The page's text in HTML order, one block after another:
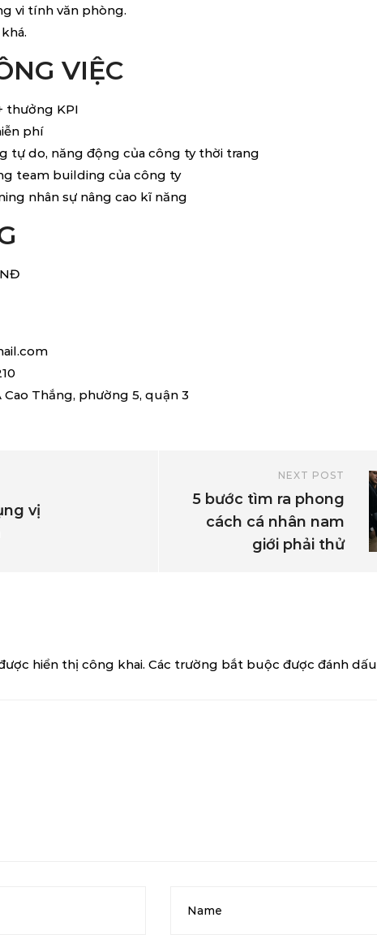
vi tính văn phòng.
VIỆC
thưởng KPI
phí
tự do, năng động của công ty thời trang
team building của công ty
nhân sự nâng cao kĩ năng
Thắng, phường 5, quận 3
vị
NEXT POST
5 bước tìm ra phong
cách cá nhân nam
giới phải thử
hiển thị công khai. Các trường bắt buộc được đánh dấu